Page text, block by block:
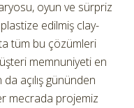
oyun ve sürpriz
edilmiş clay-
tüm bu çözümleri
memnuniyeti en
açılış gününden
mecrada projemiz